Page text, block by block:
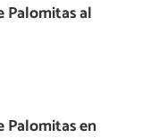
Palomitas al
Palomitas en